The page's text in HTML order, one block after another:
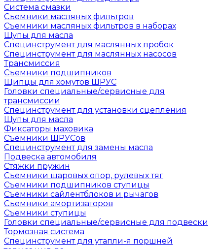
Система смазки
Съемники масляных фильтров
Съемники масляных фильтров в наборах
Щупы для масла
Специнструмент для маслянных пробок
Специнструмент для маслянных насосов
Трансмиссия
Съемники подшипников
Щипцы для хомутов ШРУС
Головки специальные/сервисные для
трансмиссии
Специнструмент для установки сцепления
Щупы для масла
Фиксаторы маховика
Съемники ШРУСов
Специнструмент для замены масла
Подвеска автомобиля
Стяжки пружин
Съемники шаровых опор, рулевых тяг
Съемники подшипников ступицы
Съемники сайлентблоков и рычагов
Съемники амортизаторов
Съемники ступицы
Головки специальные/сервисные для подвески
Тормозная система
Специнструмент для утапли-я поршней